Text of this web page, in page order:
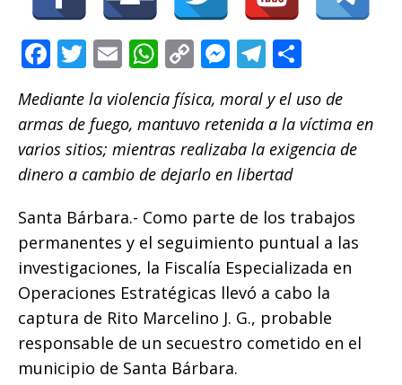
F
c
e
b
o
k
T
w
it
te
r
E
m
ai
l
W
at
s
A
p
p
C
p
y
Li
k
M
ss
e
n
e
r
T
el
e
g
ra
m
p
ar
r
Mediante la violencia física, moral y el uso de
armas de fuego, mantuvo retenida a la víctima en
varios sitios; mientras realizaba la exigencia de
dinero a cambio de dejarlo en libertad
Santa Bárbara.- Como parte de los trabajos
permanentes y el seguimiento puntual a las
investigaciones, la Fiscalía Especializada en
Operaciones Estratégicas llevó a cabo la
captura de Rito Marcelino J. G., probable
responsable de un secuestro cometido en el
municipio de Santa Bárbara.